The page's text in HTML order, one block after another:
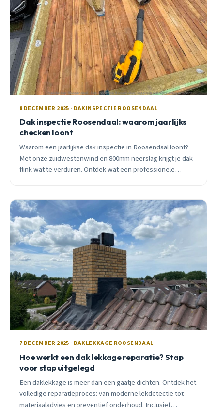
8 DECEMBER 2025 · DAKINSPECTIE ROOSENDAAL
Dak inspectie Roosendaal: waarom jaarlijks
checken loont
Waarom een jaarlijkse dak inspectie in Roosendaal loont?
Met onze zuidwestenwind en 800mm neerslag krijgt je dak
flink wat te verduren. Ontdek wat een professionele
7 DECEMBER 2025 · DAKLEKKAGE ROOSENDAAL
Hoe werkt een dak lekkage reparatie? Stap
voor stap uitgelegd
Een daklekkage is meer dan een gaatje dichten. Ontdek het
volledige reparatieproces: van moderne lekdetectie tot
materiaaladvies en preventief onderhoud. Inclusief